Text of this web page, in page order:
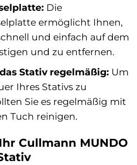
Die
ermöglicht Ihnen,
und einfach auf dem
und zu entfernen.
Stativ regelmäßig:Um
Ihres Stativs zu
Sie es regelmäßig mit
Tuch reinigen.
Cullmann MUNDO